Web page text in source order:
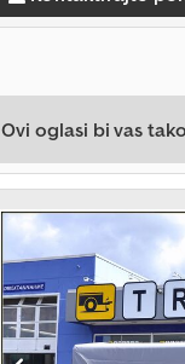
Ovi oglasi bi vas